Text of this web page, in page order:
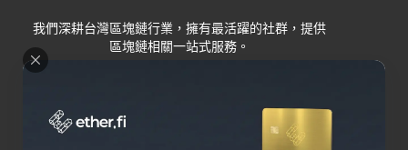
我們深耕台灣區塊鏈行業，擁有最活躍的社群，提供
區塊鏈相關一站式服務。
Grenade 交易所